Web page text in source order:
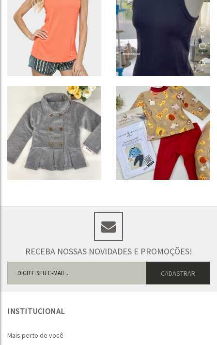
RECEBA NOSSAS NOVIDADES E PROMOÇÕES!
INSTITUCIONAL
Mais perto de você